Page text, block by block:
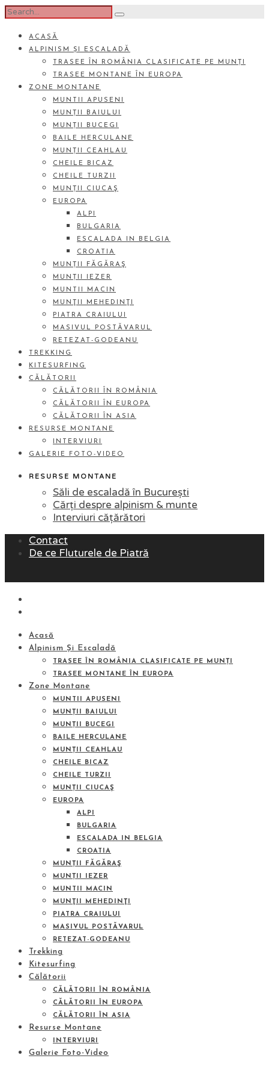
ACASĂ
ALPINISM ȘI ESCALADĂ
TRASEE ÎN ROMÂNIA CLASIFICATE PE MUNȚI
TRASEE MONTANE ÎN EUROPA
ZONE MONTANE
MUNTII APUSENI
MUNȚII BAIULUI
MUNȚII BUCEGI
BAILE HERCULANE
MUNȚII CEAHLAU
CHEILE BICAZ
CHEILE TURZII
MUNȚII CIUCAŞ
EUROPA
ALPI
BULGARIA
ESCALADA IN BELGIA
CROATIA
MUNȚII FĂGĂRAŞ
MUNȚII IEZER
MUNTII MACIN
MUNŢII MEHEDINŢI
PIATRA CRAIULUI
MASIVUL POSTĂVARUL
RETEZAT-GODEANU
TREKKING
KITESURFING
CĂLĂTORII
CĂLĂTORII ÎN ROMÂNIA
CĂLĂTORII ÎN EUROPA
CĂLĂTORII ÎN ASIA
RESURSE MONTANE
INTERVIURI
GALERIE FOTO-VIDEO
RESURSE MONTANE
Săli de escaladă în București
Cărți despre alpinism & munte
Interviuri cățărători
Contact
De ce Fluturele de Piatră
Acasă
Alpinism Și Escaladă
TRASEE ÎN ROMÂNIA CLASIFICATE PE MUNȚI
TRASEE MONTANE ÎN EUROPA
Zone Montane
MUNTII APUSENI
MUNȚII BAIULUI
MUNȚII BUCEGI
BAILE HERCULANE
MUNȚII CEAHLAU
CHEILE BICAZ
CHEILE TURZII
MUNȚII CIUCAŞ
EUROPA
ALPI
BULGARIA
ESCALADA IN BELGIA
CROATIA
MUNȚII FĂGĂRAŞ
MUNȚII IEZER
MUNTII MACIN
MUNŢII MEHEDINŢI
PIATRA CRAIULUI
MASIVUL POSTĂVARUL
RETEZAT-GODEANU
Trekking
Kitesurfing
Călătorii
CĂLĂTORII ÎN ROMÂNIA
CĂLĂTORII ÎN EUROPA
CĂLĂTORII ÎN ASIA
Resurse Montane
INTERVIURI
Galerie Foto-Video